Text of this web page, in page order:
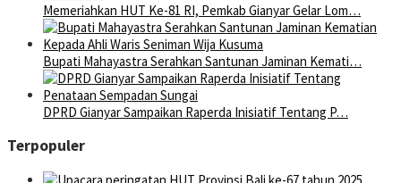
Memeriahkan HUT Ke-81 RI, Pemkab Gianyar Gelar Lom…
Bupati Mahayastra Serahkan Santunan Jaminan Kemati…
DPRD Gianyar Sampaikan Raperda Inisiatif Tentang P…
Terpopuler